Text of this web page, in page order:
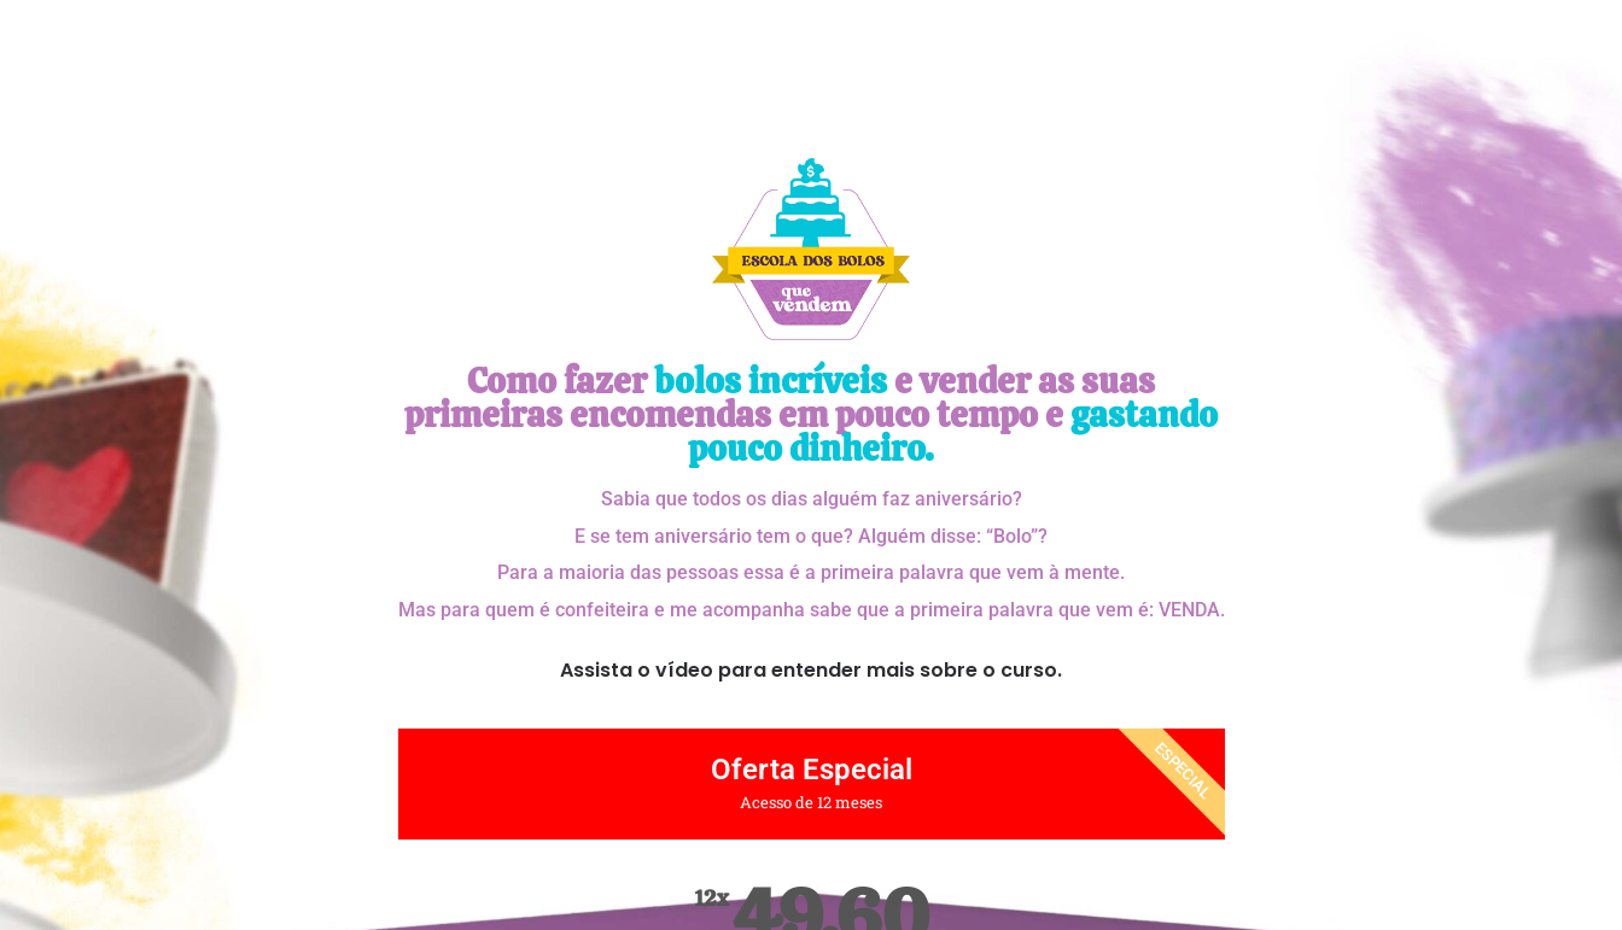
Como fazerbolos incríveise vender as suas
primeiras encomendas em pouco tempo egastando
pouco dinheiro.
Sabia que todos os dias alguém faz aniversário?
E se tem aniversário tem o que? Alguém disse: “Bolo”?
Para a maioria das pessoas essa é a primeira palavra que vem à mente.
Mas para quem é confeiteira e me acompanha sabe que a primeira palavra que vem é: VENDA.
Assista o vídeo para entender mais sobre o curso.
Oferta Especial
Acesso de 12 meses
12x
ESPECIAL